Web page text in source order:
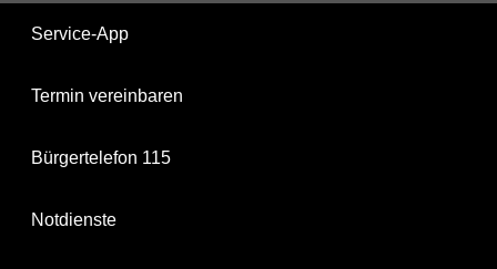
Service-App
Termin vereinbaren
Bürgertelefon 115
Notdienste